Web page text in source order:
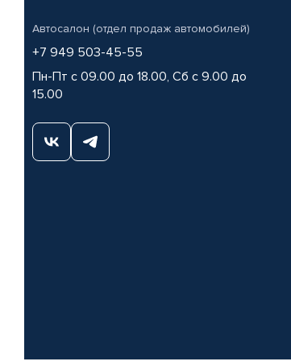
Автосалон (отдел продаж автомобилей)
+7 949 503-45-55
Пн-Пт с 09.00 до 18.00, Сб с 9.00 до
15.00